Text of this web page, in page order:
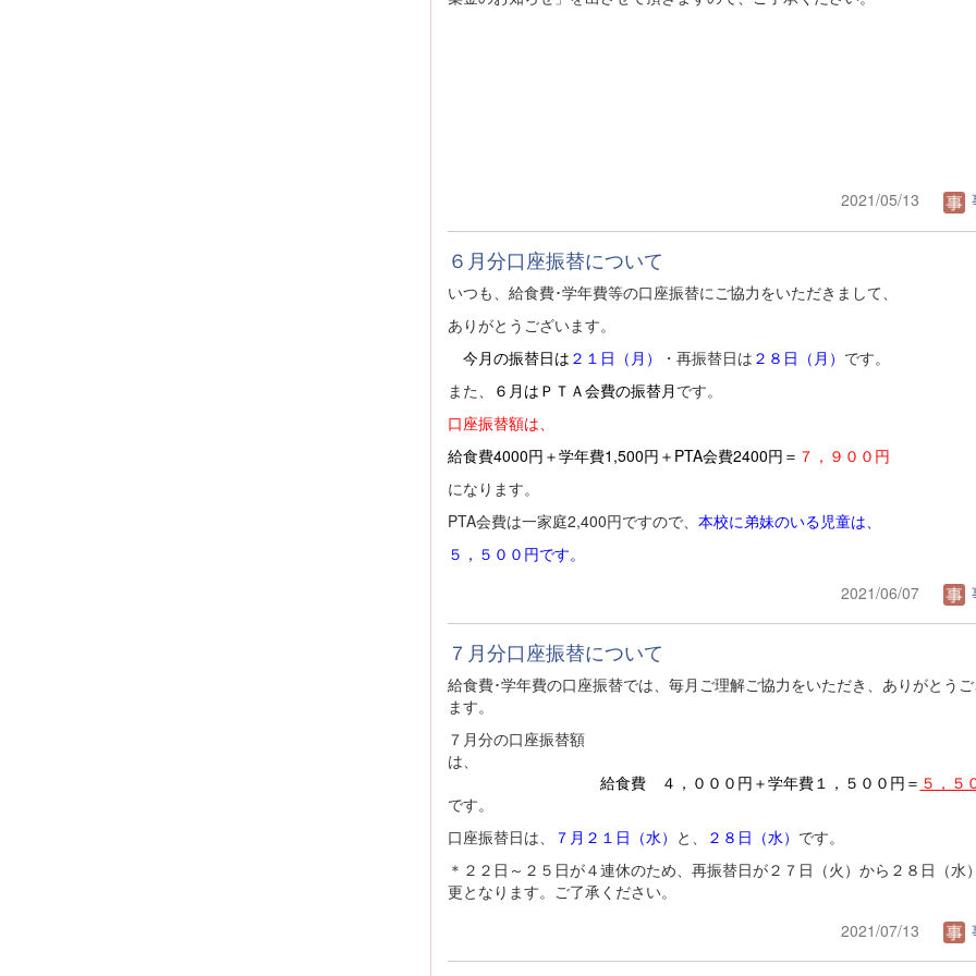
2021/05/13
６月分口座振替について
いつも、給食費･学年費等の口座振替にご協力をいただきまして、
ありがとうございます。
今月の振替日は ２１日（月） ・再振替日は ２８日（月） です。
また、
６月はＰＴＡ会費の振替月 です。
口座振替額は、
給食費4000円＋学年費1,500円＋PTA会費2400円＝ ７，９００円
になります。
PTA会費は一家庭2,400円ですので、 本校に弟妹のいる児童は、
５，５００円です。
2021/06/07
７月分口座振替について
給食費･学年費の口座振替では、毎月ご理解ご協力をいただき、ありがとう
ます。
７月分の口座振替額
は
給食費 ４，０００円＋学年費１，５００円＝ ５，５
です。
口座振替日は、
７月２１日（水） と、 ２８日（水） です。
＊２２日～２５日が４連休のため、再振替日が２７日（火）から２８日（水
更となります。ご了承ください。
2021/07/13